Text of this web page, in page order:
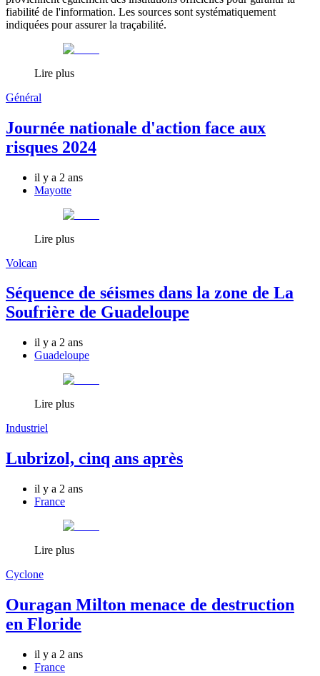
fiabilité de l'information. Les sources sont systématiquement
indiquées pour assurer la traçabilité.
Lire plus
Général
Journée nationale d'action face aux
risques 2024
il y a 2 ans
Mayotte
Lire plus
Volcan
Séquence de séismes dans la zone de La
Soufrière de Guadeloupe
il y a 2 ans
Guadeloupe
Lire plus
Industriel
Lubrizol, cinq ans après
il y a 2 ans
France
Lire plus
Cyclone
Ouragan Milton menace de destruction
en Floride
il y a 2 ans
France